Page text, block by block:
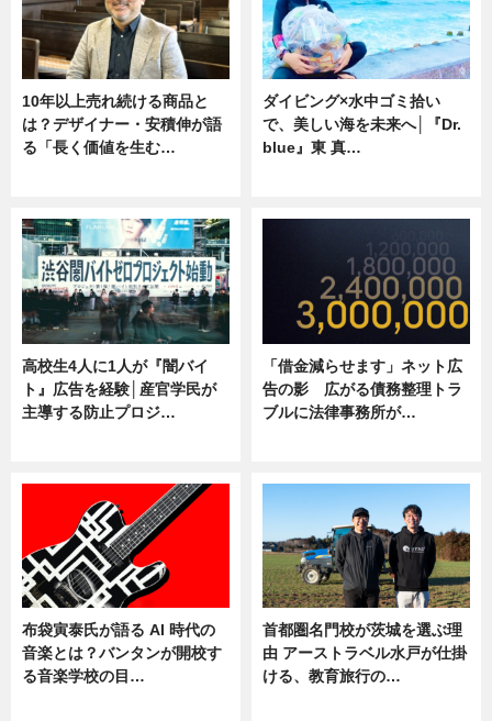
10年以上売れ続ける商品と
は？デザイナー・安積伸が語
る「長く価値を生む…
ダイビング×水中ゴミ拾い
で、美しい海を未来へ│『Dr.
blue』東 真…
高校生4人に1人が『闇バイ
ト』広告を経験│産官学民が
主導する防止プロジ…
「借金減らせます」ネット広
告の影 広がる債務整理トラ
ブルに法律事務所が…
布袋寅泰氏が語る AI 時代の
音楽とは？バンタンが開校す
る音楽学校の目…
首都圏名門校が茨城を選ぶ理
由 アーストラベル水戸が仕掛
ける、教育旅行の…